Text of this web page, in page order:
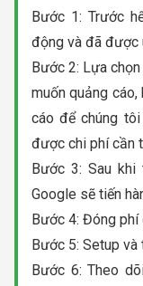
Bước 1: Trước
động và đã được
Bước 2: Lựa
muốn quảng
cáo để chúng
được chi phí cần
Bước 3: Sau
Google sẽ tiến
Bước 4: Đóng
Bước 5: Setup và
Bước 6: Theo